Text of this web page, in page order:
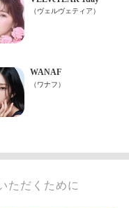
ただくために